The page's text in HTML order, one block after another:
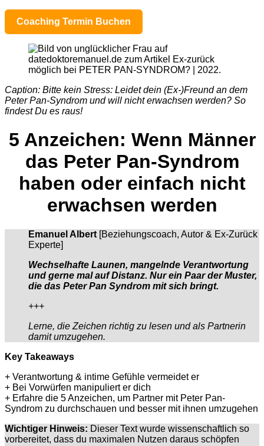
Coaching Termin Buchen
Caption: Bitte kein Stress: Leidet dein (Ex-)Freundan dem
Peter Pan-Syndrom und will nicht erwachsen werden? So
findestDu es raus!
5 Anzeichen: Wenn Männer
das Peter Pan-Syndrom
haben oder einfach nicht
erwachsen werden
Emanuel Albert [Beziehungscoach, Autor & Ex-Zurück
Experte]
Wechselhafte Launen, mangelnde Verantwortung
und gerne mal auf Distanz. Nur ein Paar der Muster,
die das Peter Pan Syndrom mit sich bringt.
+++
Lerne, die Zeichen richtig zu lesen und als Partnerin
damit umzugehen.
Key Takeaways
+ Verantwortung & intime Gefühle vermeidet er
+ Bei Vorwürfen manipuliert er dich
+ Erfahre die 5 Anzeichen, um Partner mit Peter Pan-
Syndrom zu durchschauen und besser mit ihnen umzugehen
Wichtiger Hinweis: Dieser Text wurde wissenschaftlich so
vorbereitet, dass du maximalen Nutzen daraus schöpfen